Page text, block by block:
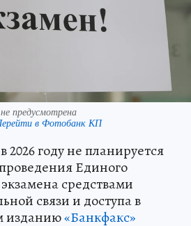
предусмотрена
в Фотобанк КП
2026 году не планируется
Единого
средствами
связи и доступа в
изданию«Банкфакс»